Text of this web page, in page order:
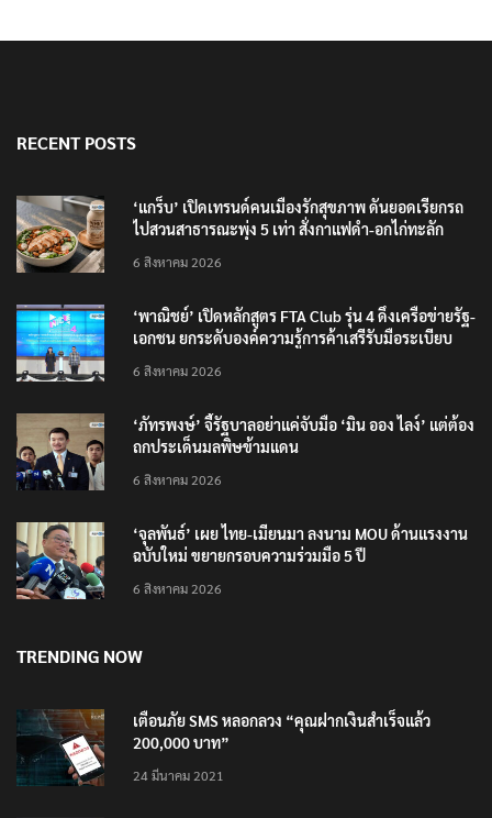
RECENT POSTS
‘แกร็บ’ เปิดเทรนด์คนเมืองรักสุขภาพ ดันยอดเรียกรถ
ไปสวนสาธารณะพุ่ง 5 เท่า สั่งกาแฟดำ-อกไก่ทะลัก
6 สิงหาคม 2026
‘พาณิชย์’ เปิดหลักสูตร FTA Club รุ่น 4 ดึงเครือข่ายรัฐ-
เอกชน ยกระดับองค์ความรู้การค้าเสรีรับมือระเบียบ
6 สิงหาคม 2026
‘ภัทรพงษ์’ จี้รัฐบาลอย่าแค่จับมือ ‘มิน ออง ไลง์’ แต่ต้อง
ถกประเด็นมลพิษข้ามแดน
6 สิงหาคม 2026
‘จุลพันธ์’ เผย ไทย-เมียนมา ลงนาม MOU ด้านแรงงาน
ฉบับใหม่ ขยายกรอบความร่วมมือ 5 ปี
6 สิงหาคม 2026
TRENDING NOW
เตือนภัย SMS หลอกลวง “คุณฝากเงินสำเร็จแล้ว
200,000 บาท”
24 มีนาคม 2021